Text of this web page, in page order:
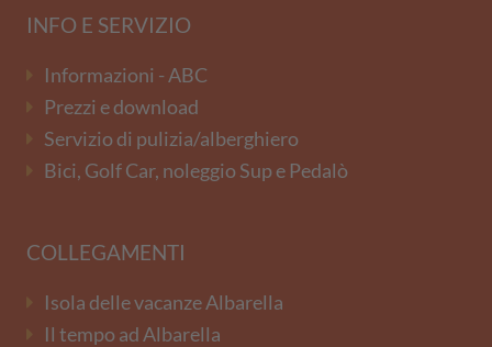
INFO E SERVIZIO
Informazioni - ABC
Prezzi e download
Servizio di pulizia/alberghiero
Bici, Golf Car, noleggio Sup e Pedalò
COLLEGAMENTI
Isola delle vacanze Albarella
Il tempo ad Albarella